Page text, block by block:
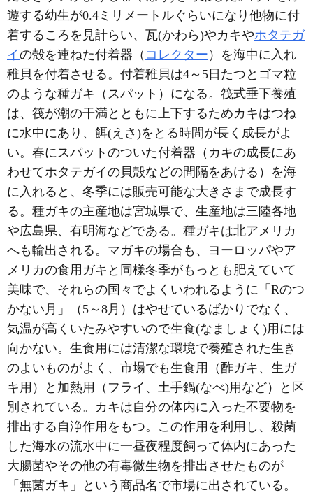
遊する幼生が0.4ミリメートルぐらいになり他物に付
着するころを見計らい、瓦(かわら)やカキやホタテガ
イの殻を連ねた付着器（ コレクター ）を海中に入れ
稚貝を付着させる。付着稚貝は4～5日たつとゴマ粒
のような種ガキ（スパット）になる。筏式垂下養殖
は、筏が潮の干満とともに上下するためカキはつね
に水中にあり、餌(えさ)をとる時間が長く成長がよ
い。春にスパットのついた付着器（カキの成長にあ
わせてホタテガイの貝殻などの間隔をあける）を海
に入れると、冬季には販売可能な大きさまで成長す
る。種ガキの主産地は宮城県で、生産地は三陸各地
や広島県、有明海などである。種ガキは北アメリカ
へも輸出される。マガキの場合も、ヨーロッパやア
メリカの食用ガキと同様冬季がもっとも肥えていて
美味で、それらの国々でよくいわれるように「Rのつ
かない月」（5～8月）はやせているばかりでなく、
気温が高くいたみやすいので生食(なましょく)用には
向かない。生食用には清潔な環境で養殖された生き
のよいものがよく、市場でも生食用（酢ガキ、生ガ
キ用）と加熱用（フライ、土手鍋(なべ)用など）と区
別されている。カキは自分の体内に入った不要物を
排出する自浄作用をもつ。この作用を利用し、殺菌
した海水の流水中に一昼夜程度飼って体内にあった
大腸菌やその他の有毒微生物を排出させたものが
「無菌ガキ」という商品名で市場に出されている。